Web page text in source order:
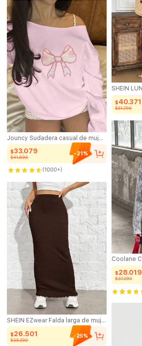
Jouncy Sudadera casual de mujer con bordado de lazo, primavera otoño, graduación, maestro, regreso a la escuela, otoño
$33.079
$41.890
-21%
10+ vendido
10+ vendido
SHEIN EZwear Falda larga de mujer de punto marrón
$26.501
$35.290
-25%
$40.371
$51.790
$28.019
$37.290